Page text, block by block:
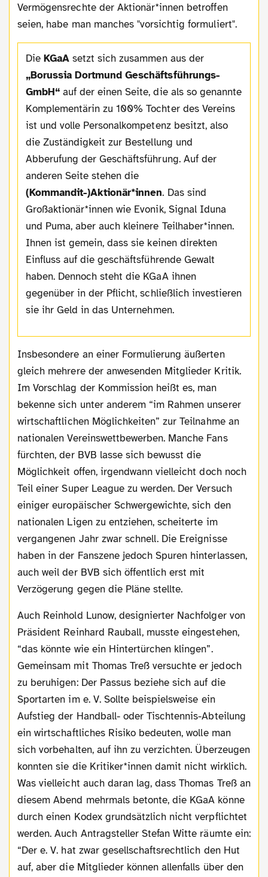
Vermögensrechte der Aktionär*innen betroffen
seien, habe man manches "vorsichtig formuliert".
Die KGaAsetzt sich zusammen aus der
„Borussia Dortmund Geschäftsführungs-
GmbH“ auf der einen Seite, die als so genannte
Komplementärin zu 100% Tochter des Vereins
ist und volle Personalkompetenz besitzt, also
die Zuständigkeit zur Bestellung und
Abberufung der Geschäftsführung. Auf der
anderen Seite stehen die
(Kommandit-)Aktionär*innen. Das sind
Großaktionär*innen wie Evonik, Signal Iduna
und Puma, aber auch kleinere Teilhaber*innen.
Ihnen ist gemein, dass sie keinen direkten
Einfluss auf die geschäftsführende Gewalt
haben. Dennoch steht die KGaA ihnen
gegenüber in der Pflicht, schließlich investieren
sie ihr Geld in das Unternehmen.
Insbesondere an einer Formulierung äußerten
gleich mehrere der anwesenden Mitglieder Kritik.
Im Vorschlag der Kommission heißt es, man
bekenne sich unter anderem “im Rahmen unserer
wirtschaftlichen Möglichkeiten” zur Teilnahme an
nationalen Vereinswettbewerben. Manche Fans
fürchten, der BVB lasse sich bewusst die
Möglichkeit offen, irgendwann vielleicht doch noch
Teil einer Super League zu werden. Der Versuch
einiger europäischer Schwergewichte, sich den
nationalen Ligen zu entziehen, scheiterte im
vergangenen Jahr zwar schnell. Die Ereignisse
haben in der Fanszene jedoch Spuren hinterlassen,
auch weil der BVB sich öffentlich erst mit
Verzögerung gegen die Pläne stellte.
Auch Reinhold Lunow, designierter Nachfolger von
Präsident Reinhard Rauball, musste eingestehen,
“das könnte wie ein Hintertürchen klingen”.
Gemeinsam mit Thomas Treß versuchte er jedoch
zu beruhigen: Der Passus beziehe sich auf die
Sportarten im e. V. Sollte beispielsweise ein
Aufstieg der Handball- oder Tischtennis-Abteilung
ein wirtschaftliches Risiko bedeuten, wolle man
sich vorbehalten, auf ihn zu verzichten. Überzeugen
konnten sie die Kritiker*innen damit nicht wirklich.
Was vielleicht auch daran lag, dass Thomas Treß an
diesem Abend mehrmals betonte, die KGaA könne
durch einen Kodex grundsätzlich nicht verpflichtet
werden. Auch Antragsteller Stefan Witte räumte ein:
“Der e. V. hat zwar gesellschaftsrechtlich den Hut
auf, aber die Mitglieder können allenfalls über den